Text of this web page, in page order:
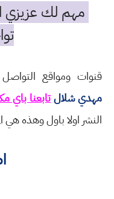
مهم لك عزيزي
قنوات ومواقع التواصل
مهدي شلالتابعنا باي
النشر اولا باول وهذه هي